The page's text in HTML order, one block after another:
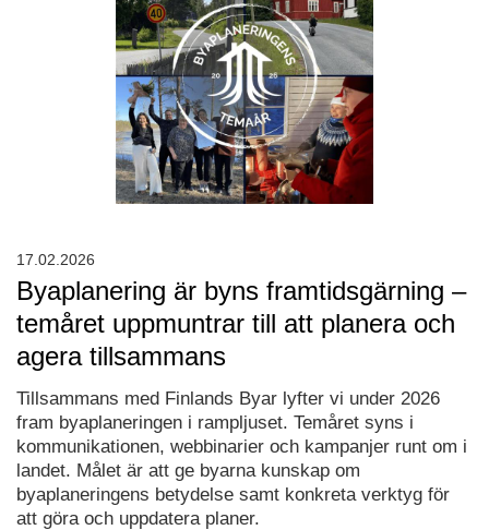
Byaplanering är byns framtidsgärning –
temåret uppmuntrar till att planera och
agera tillsammans
Tillsammans med Finlands Byar lyfter vi under 2026
fram byaplaneringen i rampljuset. Temåret syns i
kommunikationen, webbinarier och kampanjer runt om i
landet. Målet är att ge byarna kunskap om
byaplaneringens betydelse samt konkreta verktyg för
att göra och uppdatera planer.
17.02.2026